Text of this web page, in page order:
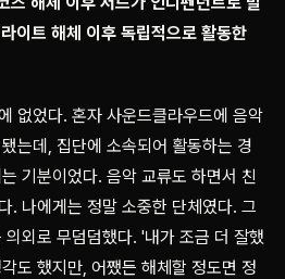
이트 해체 이후 독립적으로 활동한
없었다. 혼자 사운드클라우드에 음악
는데, 집단에 소속되어 활동하는 경
기분이었다. 음악 교류도 하면서 친
. 나에게는 정말 소중한 단체였다. 그
외로 무덤덤했다. '내가 조금 더 잘했
도 했지만, 어쨌든 해체할 정도면 정